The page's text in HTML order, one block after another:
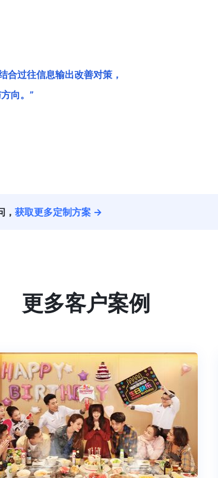
合过往信息输出改善对策，
向。”
， 获取更多定制方案 →
更多客户案例